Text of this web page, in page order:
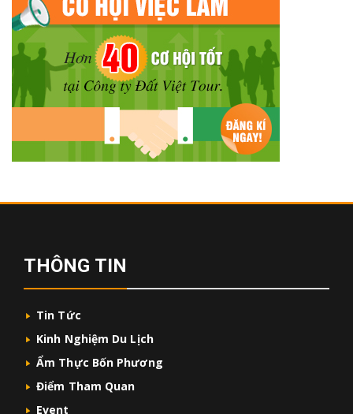
THÔNG TIN
Tin Tức
Kinh Nghiệm Du Lịch
Ẩm Thực Bốn Phương
Điểm Tham Quan
Event